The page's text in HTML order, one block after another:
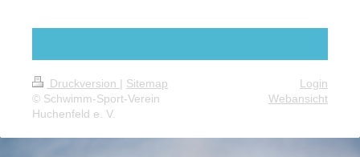
Druckversion | Sitemap
© Schwimm-Sport-Verein
Huchenfeld e. V.
Login
Webansicht